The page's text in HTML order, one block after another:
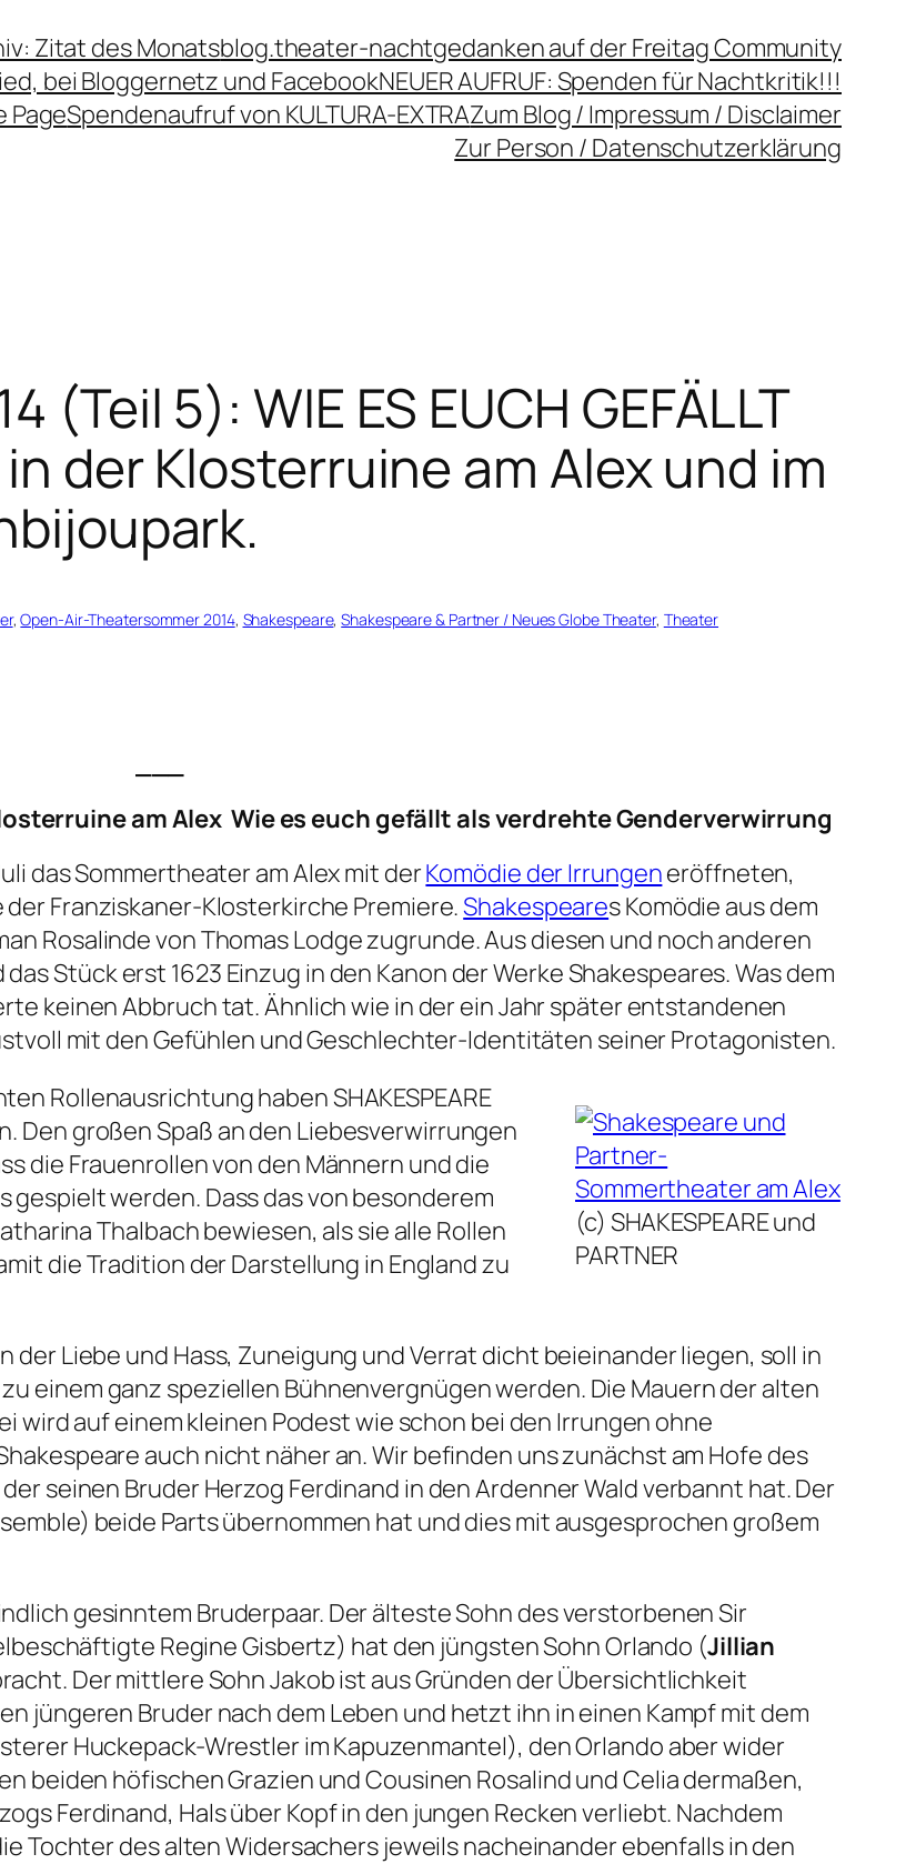
Zitat des Monatsblog.theater-nachtgedanken auf der Freitag Community
bei Bloggernetz und FacebookNEUER AUFRUF: Spenden für Nachtkritik!!!
PageSpendenaufruf von KULTURA-EXTRAZum Blog / Impressum / Disclaimer
Zur Person / Datenschutzerklärung
(Teil 5): WIE ES EUCH GEFÄLLT
der Klosterruine am Alex und im
, Open-Air-Theatersommer 2014, Shakespeare, Shakespeare & Partner / Neues Globe Theater, Theater
am Alex Wie es euch gefälltals verdrehte Genderverwirrung
das Sommertheater am Alex mit derKomödie der Irrungeneröffneten,
der Franziskaner-Klosterkirche Premiere.Shakespeares Komödie aus dem
Rosalindevon Thomas Lodge zugrunde. Aus diesen und noch anderen
Stück erst 1623 Einzug in den Kanon der Werke Shakespeares. Was dem
keinen Abbruch tat. Ähnlich wie in der ein Jahr später entstandenen
mit den Gefühlen und Geschlechter-Identitäten seiner Protagonisten.
(c) SHAKESPEARE und
PARTNER
Rollenausrichtung haben SHAKESPEARE
Den großen Spaß an den Liebesverwirrungen
die Frauenrollen von den Männern und die
gespielt werden. Dass das von besonderem
Thalbach bewiesen, als sie alle Rollen
die Tradition der Darstellung in England zu
Liebe und Hass, Zuneigung und Verrat dicht beieinander liegen, soll in
einem ganz speziellen Bühnenvergnügen werden. Die Mauern der alten
wird auf einem kleinen Podest wie schon bei denIrrungen ohne
auch nicht näher an. Wir befinden uns zunächst am Hofe des
seinen Bruder Herzog Ferdinand in den Ardenner Wald verbannt hat. Der
beide Parts übernommen hat und dies mit ausgesprochen großem
gesinntem Bruderpaar. Der älteste Sohn des verstorbenen Sir
Regine Gisbertz) hat den jüngsten Sohn Orlando (Jillian
Der mittlere Sohn Jakob ist aus Gründen der Übersichtlichkeit
jüngeren Bruder nach dem Leben und hetzt ihn in einen Kampf mit dem
Huckepack-Wrestler im Kapuzenmantel), den Orlando aber wider
beiden höfischen Grazien und Cousinen Rosalind und Celia dermaßen,
Ferdinand, Hals über Kopf in den jungen Recken verliebt. Nachdem
Tochter des alten Widersachers jeweils nacheinander ebenfalls in den